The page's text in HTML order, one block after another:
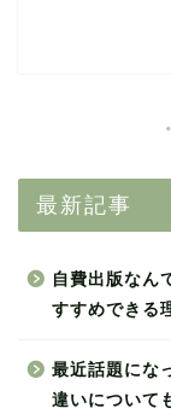
最新記事
自費出版なん
すすめできる
最近話題にな
違いについて